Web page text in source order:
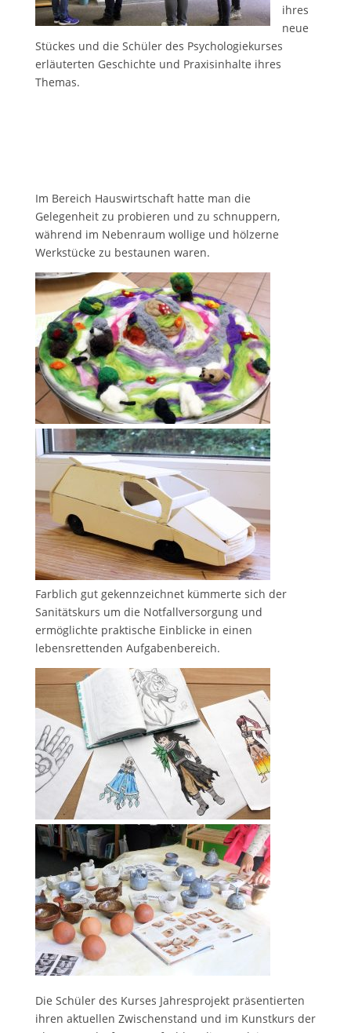
ihres
neue
Stückes und die Schüler des Psychologiekurses
erläuterten Geschichte und Praxisinhalte ihres
Themas.
Im Bereich Hauswirtschaft hatte man die
Gelegenheit zu probieren und zu schnuppern,
während im Nebenraum wollige und hölzerne
Werkstücke zu bestaunen waren.
Farblich gut gekennzeichnet kümmerte sich der
Sanitätskurs um die Notfallversorgung und
ermöglichte praktische Einblicke in einen
lebensrettenden Aufgabenbereich.
Die Schüler des Kurses Jahresprojekt präsentierten
ihren aktuellen Zwischenstand und im Kunstkurs der